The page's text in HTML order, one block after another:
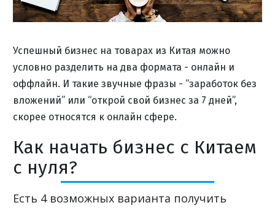
Успешный бизнес на товарах из Китая можно
условно разделить на два формата - онлайн и
оффлайн. И такие звучные фразы - “заработок без
вложений” или “открой свой бизнес за 7 дней”,
скорее относятся к онлайн сфере.
Как начать бизнес с Китаем
с нуля?
Есть 4 возможных варианта получить